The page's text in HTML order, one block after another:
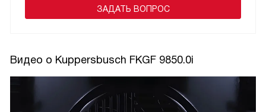
ЗАДАТЬ ВОПРОС
Видео о Kuppersbusch FKGF 9850.0i